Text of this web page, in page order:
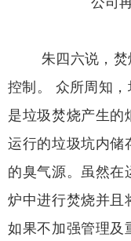
朱四六说，焚烧
控制。 众所周知
是垃圾焚烧产生的
运行的垃圾坑内储
的臭气源。虽然在
炉中进行焚烧并且
如果不加强管理及